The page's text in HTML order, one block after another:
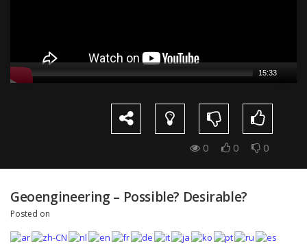
15:33
0 0 0
Geoengineering – Possible? Desirable?
Posted on